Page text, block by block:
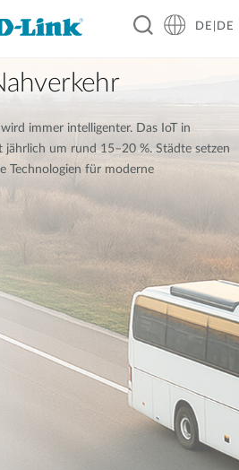
DE|DE
immer intelligenter. Das IoT in
jährlich um rund 15–20 %. Städte setzen
Technologien für moderne